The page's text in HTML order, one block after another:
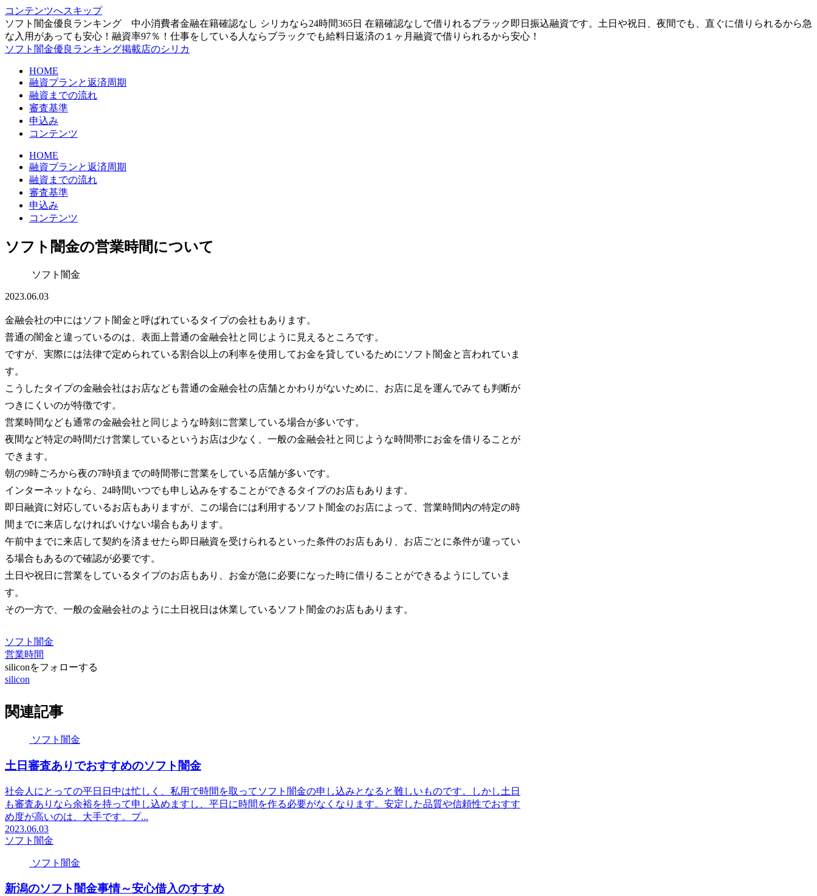
コンテンツへスキップ
ソフト闇金優良ランキング 中小消費者金融在籍確認なし シリカなら24時間365日 在籍確認なしで借りれるブラック即日振込融資です。土日や祝日、夜間でも、直ぐに借りられるから急
な入用があっても安心！融資率97％！仕事をしている人ならブラックでも給料日返済の１ヶ月融資で借りられるから安心！
ソフト闇金優良ランキング掲載店のシリカ
HOME
融資プランと返済周期
融資までの流れ
審査基準
申込み
コンテンツ
HOME
融資プランと返済周期
融資までの流れ
審査基準
申込み
コンテンツ
ソフト闇金の営業時間について
ソフト闇金
2023.06.03
金融会社の中にはソフト闇金と呼ばれているタイプの会社もあります。
普通の闇金と違っているのは、表面上普通の金融会社と同じように見えるところです。
ですが、実際には法律で定められている割合以上の利率を使用してお金を貸しているためにソフト闇金と言われていま
す。
こうしたタイプの金融会社はお店なども普通の金融会社の店舗とかわりがないために、お店に足を運んでみても判断が
つきにくいのが特徴です。
営業時間なども通常の金融会社と同じような時刻に営業している場合が多いです。
夜間など特定の時間だけ営業しているというお店は少なく、一般の金融会社と同じような時間帯にお金を借りることが
できます。
朝の9時ごろから夜の7時頃までの時間帯に営業をしている店舗が多いです。
インターネットなら、24時間いつでも申し込みをすることができるタイプのお店もあります。
即日融資に対応しているお店もありますが、この場合には利用するソフト闇金のお店によって、営業時間内の特定の時
間までに来店しなければいけない場合もあります。
午前中までに来店して契約を済ませたら即日融資を受けられるといった条件のお店もあり、お店ごとに条件が違ってい
る場合もあるので確認が必要です。
土日や祝日に営業をしているタイプのお店もあり、お金が急に必要になった時に借りることができるようにしていま
す。
その一方で、一般の金融会社のように土日祝日は休業しているソフト闇金のお店もあります。
ソフト闇金
営業時間
siliconをフォローする
silicon
関連記事
ソフト闇金
土日審査ありでおすすめのソフト闇金
社会人にとっての平日日中は忙しく、私用で時間を取ってソフト闇金の申し込みとなると難しいものです。しかし土日
も審査ありなら余裕を持って申し込めますし、平日に時間を作る必要がなくなります。安定した品質や信頼性でおすす
め度が高いのは、大手です。プ...
2023.06.03
ソフト闇金
ソフト闇金
新潟のソフト闇金事情～安心借入のすすめ